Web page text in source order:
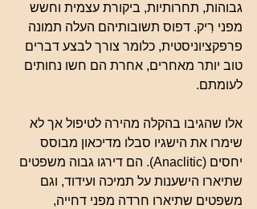
גבוהות, תחרותיות, ביקורת עצמית וחשש
מפני רִיק. דפוס תשובותיהם העלה תמונה
פרפקציוניסטית, כלומר צורך לבצע דברים
טוב יותר מאחרים, אחרת הם חשו נחותים
לעומתם.
אלו שהגיבו בהקלה מהירה לטיפול אך לא
שימרו את הישגיו סבלו מדיכאון מבוסס
יחסים (Anaclitic). הם דירגו גבוה משפטים
שתיארו הישענות על תמיכה ועידוד, וגם
משפטים שתיארו חרדה מפני דחייה,